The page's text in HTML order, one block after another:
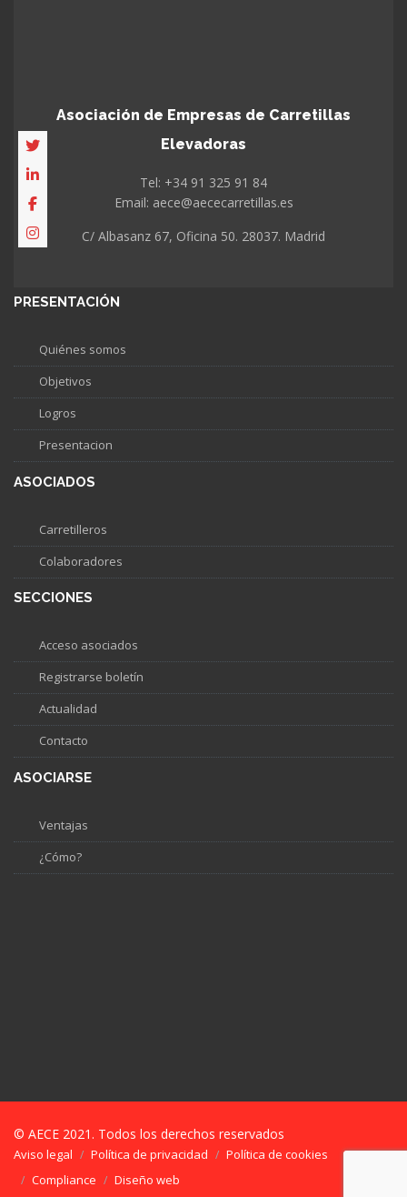
Asociación de Empresas de Carretillas
Elevadoras
Tel: +34 91 325 91 84
Email: aece@aececarretillas.es
C/ Albasanz 67, Oficina 50. 28037. Madrid
PRESENTACIÓN
Quiénes somos
Objetivos
Logros
Presentacion
ASOCIADOS
Carretilleros
Colaboradores
SECCIONES
Acceso asociados
Registrarse boletín
Actualidad
Contacto
ASOCIARSE
Ventajas
¿Cómo?
© AECE 2021. Todos los derechos reservados
Aviso legal Política de privacidad
Política de cookies
Compliance
Diseño web